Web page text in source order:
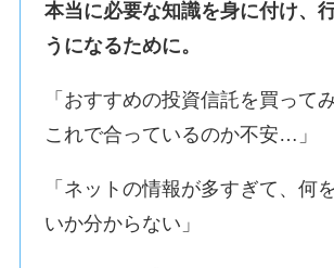
本当に必要な知識を身に付け、
うになるために。
「おすすめの投資信託を買って
これで合っているのか不安…」
「ネットの情報が多すぎて、何
いか分からない」